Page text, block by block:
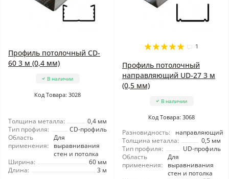
Профиль потолочный CD-
60 3 м (0,4 мм)
В наличии
Код Товара: 3028
Толщина металла:
0,4 мм
Тип профиля:
CD-профиль
Область
применения:
Для
выравнивания
стен и потолка
Ширина:
60 мм
Длина:
3 м
1
Профиль потолочный
направляющий UD-27 3 м
(0,5 мм)
В наличии
Код Товара: 3068
Разновидность:
направляющий
Толщина металла:
0,5 мм
Тип профиля:
UD-профиль
Область
применения:
Для
выравнивания
стен и потолка